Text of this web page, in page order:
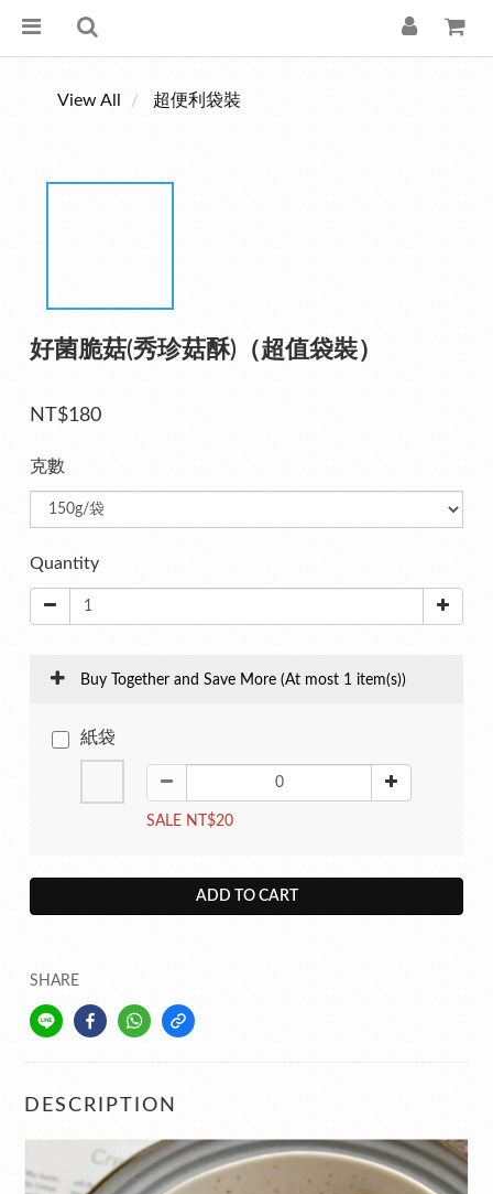
View All 超便利袋裝
好菌脆菇(秀珍菇酥)（超值袋裝）
NT$180
克數
Quantity
Buy Together and Save More (At most 1 item(s))
紙袋
SALE NT$20
ADD TO CART
SHARE
DESCRIPTION